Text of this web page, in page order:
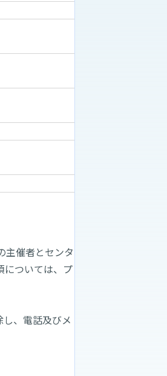
主催者とセンタ
については、プ
、電話及びメ